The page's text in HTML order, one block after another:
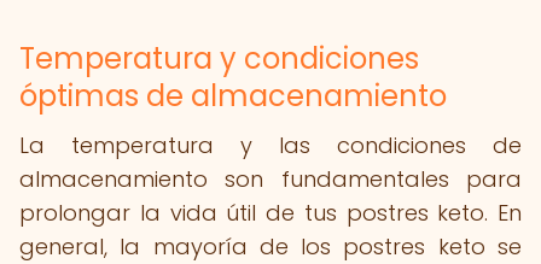
Temperatura y condiciones
óptimas de almacenamiento
La temperatura y las condiciones de
almacenamiento son fundamentales para
prolongar la vida útil de tus postres keto. En
general, la mayoría de los postres keto se